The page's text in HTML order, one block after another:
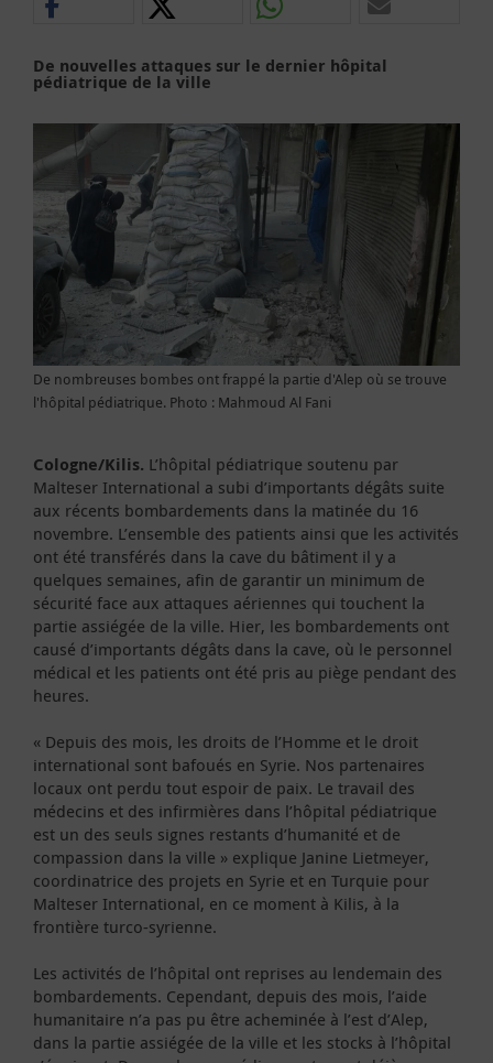
De nouvelles attaques sur le dernier hôpital
pédiatrique de la ville
De nombreuses bombes ont frappé la partie d'Alep où se trouve
l'hôpital pédiatrique. Photo : Mahmoud Al Fani
Cologne/Kilis. L’hôpital pédiatrique soutenu par
Malteser International a subi d’importants dégâts suite
aux récents bombardements dans la matinée du 16
novembre. L’ensemble des patients ainsi que les activités
ont été transférés dans la cave du bâtiment il y a
quelques semaines, afin de garantir un minimum de
sécurité face aux attaques aériennes qui touchent la
partie assiégée de la ville. Hier, les bombardements ont
causé d’importants dégâts dans la cave, où le personnel
médical et les patients ont été pris au piège pendant des
heures.
« Depuis des mois, les droits de l’Homme et le droit
international sont bafoués en Syrie. Nos partenaires
locaux ont perdu tout espoir de paix. Le travail des
médecins et des infirmières dans l’hôpital pédiatrique
est un des seuls signes restants d’humanité et de
compassion dans la ville » explique Janine Lietmeyer,
coordinatrice des projets en Syrie et en Turquie pour
Malteser International, en ce moment à Kilis, à la
frontière turco-syrienne.
Les activités de l’hôpital ont reprises au lendemain des
bombardements. Cependant, depuis des mois, l’aide
humanitaire n’a pas pu être acheminée à l’est d’Alep,
dans la partie assiégée de la ville et les stocks à l’hôpital